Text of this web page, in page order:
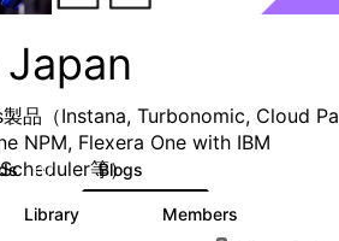
品（Instana, Turbonomic, Cloud
NPM, Flexera One with IBM
等）
117 Blogs
Library Members